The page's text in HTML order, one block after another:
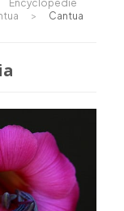
Encyclopédie
>
Cantua